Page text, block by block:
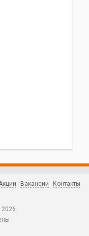
Вакансии Контакты